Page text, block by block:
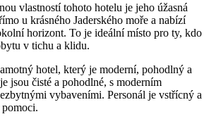
‌vlastností⁣ tohoto ​hotelu je jeho úžasná
⁣u​ krásného​ Jaderského moře⁣ a nabízí
horizont. ⁣To je⁢ ideální ⁣místo pro ty, kdo​
v tichu a klidu.
hotel, který‍ je moderní, pohodlný⁣ a
jsou‌ čisté a pohodlné,⁢ s moderním
⁣vybaveními. Personál je vstřícný a